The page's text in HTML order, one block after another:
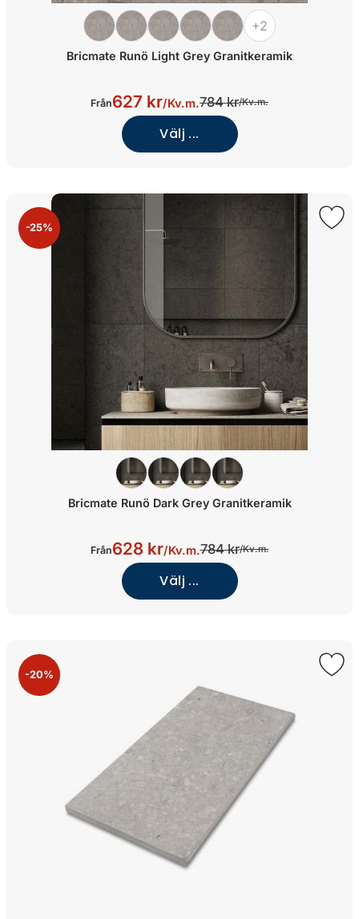
Bricmate Runö Light Grey Granitkeramik
+2
Från627 kr/Kv.m.784 kr/Kv.m.
Välj ...
-25%
Bricmate Runö Dark Grey Granitkeramik
Från628 kr/Kv.m.784 kr/Kv.m.
Välj ...
-20%